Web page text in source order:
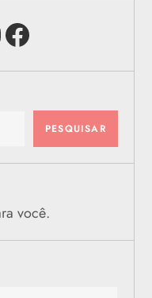
Youtube
PESQUISAR
você.